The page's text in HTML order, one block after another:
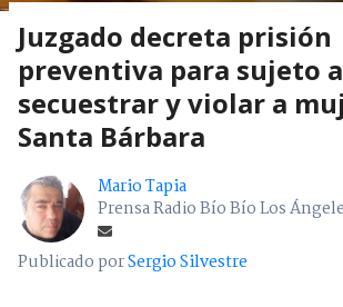
Juzgado decreta prisión
preventiva para sujeto
secuestrar y violar a
Santa Bárbara
Mario Tapia
Prensa Radio Bío Bío Los
Publicado porSergio Silvestre